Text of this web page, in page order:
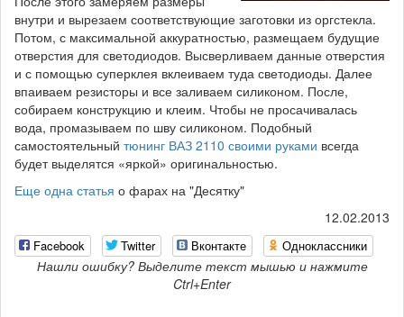
внутри и вырезаем соответствующие заготовки из оргстекла.
Потом, с максимальной аккуратностью, размещаем будущие
отверстия для светодиодов. Высверливаем данные отверстия
и с помощью суперклея вклеиваем туда светодиоды. Далее
впаиваем резисторы и все заливаем силиконом. После,
собираем конструкцию и клеим. Чтобы не просачивалась
вода, промазываем по шву силиконом. Подобный
самостоятельный тюнинг ВАЗ 2110 своими руками всегда
будет выделятся «яркой» оригинальностью.
Еще одна статья о фарах на "Десятку"
12.02.2013
Facebook Twitter Вконтакте Одноклассники
Нашли ошибку? Выделите текст мышью и нажмите
Ctrl+Enter